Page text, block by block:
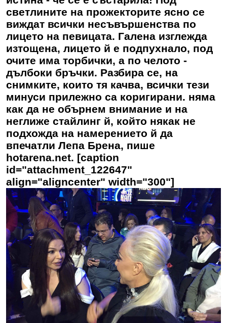
светлините на прожекторите ясно се
виждат всички несъвършенства по
лицето на певицата. Галена изглежда
изтощена, лицето й е подпухнало, под
очите има торбички, а по челото -
дълбоки бръчки. Разбира се, на
снимките, които тя качва, всички тези
минуси прилежно са коригирани. няма
как да не обърнем внимание и на
неглиже стайлинг й, който някак не
подхожда на намерението й да
впечатли Лепа Брена, пише
hotarena.net. [caption
id="attachment_122647"
align="aligncenter" width="300"]